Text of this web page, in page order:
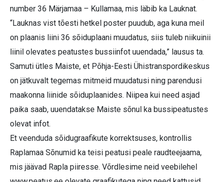
number 36 Märjamaa – Kullamaa, mis läbib ka Lauknat.
“Lauknas vist tõesti hetkel poster puudub, aga kuna meil
on plaanis liini 36 sõiduplaani muudatus, siis tuleb niikuinii
liinil olevates peatustes bussiinfot uuendada,” lausus ta.
Samuti ütles Maiste, et Põhja-Eesti Ühistranspordikeskus
on jätkuvalt tegemas mitmeid muudatusi ning parendusi
maakonna liinide sõiduplaanides. Niipea kui need asjad
paika saab, uuendatakse Maiste sõnul ka bussipeatustes
olevat infot.
Et veenduda sõidugraafikute korrektsuses, kontrollis
Raplamaa Sõnumid ka teisi peatusi peale raudteejaama,
mis jäävad Rapla piiresse. Võrdlesime neid veebilehel